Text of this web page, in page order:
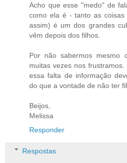
Acho que esse "medo" de
como ela é - tanto as
assim) é um dos grandes
vêm depois dos filhos.
Por não sabermos mesmo
muitas vezes nos
essa falta de informação
do que a vontade de não ter
Beijos,
Melissa
Responder
Respostas